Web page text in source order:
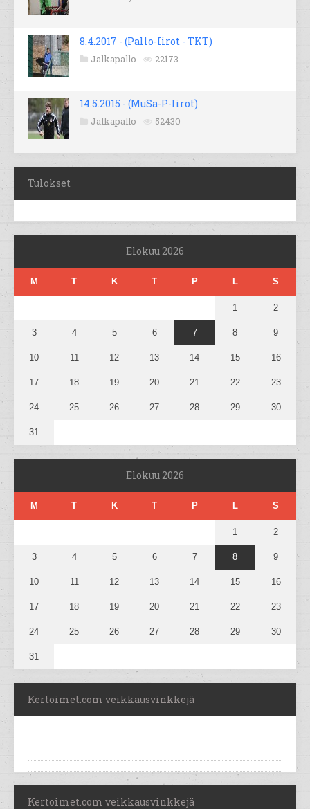
8.4.2017 - (Pallo-Iirot - TKT)
Jalkapallo 22173
14.5.2015 - (MuSa-P-Iirot)
Jalkapallo 52430
Tulokset
Elokuu 2026
M T K T P L S
1 2
3 4 5 6 7 8 9
10 11 12 13 14 15 16
17 18 19 20 21 22 23
24 25 26 27 28 29 30
31
Elokuu 2026
M T K T P L S
1 2
3 4 5 6 7 8 9
10 11 12 13 14 15 16
17 18 19 20 21 22 23
24 25 26 27 28 29 30
31
Kertoimet.com veikkausvinkkejä
Kertoimet.com veikkausvinkkejä